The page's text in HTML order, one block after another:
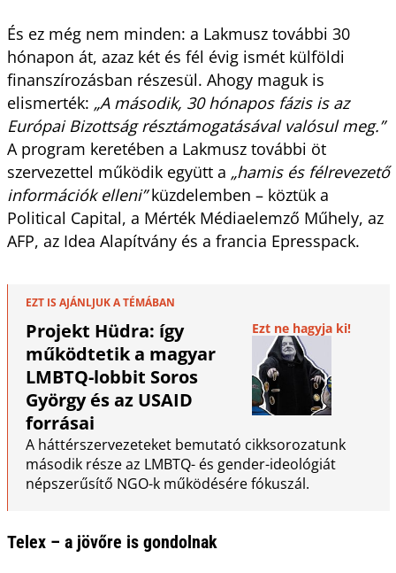
És ez még nem minden: a Lakmusz további 30
hónapon át, azaz két és fél évig ismét külföldi
finanszírozásban részesül. Ahogy maguk is
elismerték: „A második, 30 hónapos fázis is az
Európai Bizottság résztámogatásával valósul meg.”
A program keretében a Lakmusz további öt
szervezettel működik együtt a „hamis és félrevezető
információk elleni”küzdelemben – köztük a
Political Capital, a Mérték Médiaelemző Műhely, az
AFP, az Idea Alapítvány és a francia Epresspack.
EZT IS AJÁNLJUK A TÉMÁBAN
Projekt Hüdra: így
működtetik a magyar
LMBTQ-lobbit Soros
György és az USAID
forrásai
Ezt ne hagyja ki!
A háttérszervezeteket bemutató cikksorozatunk
második része az LMBTQ- és gender-ideológiát
népszerűsítő NGO-k működésére fókuszál.
Telex – a jövőre is gondolnak